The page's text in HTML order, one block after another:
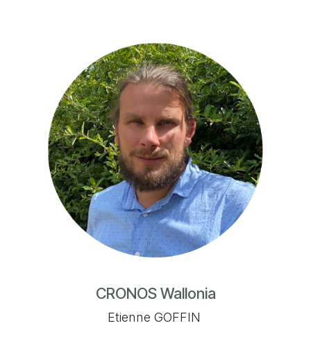
CRONOS Wallonia
Etienne GOFFIN